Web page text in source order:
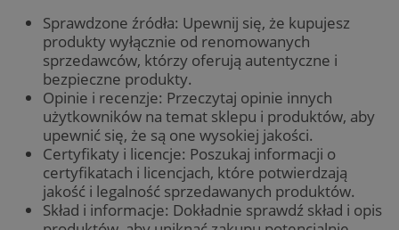
Sprawdzone źródła: Upewnij się, że kupujesz
produkty wyłącznie od renomowanych
sprzedawców, którzy oferują autentyczne i
bezpieczne produkty.
Opinie i recenzje: Przeczytaj opinie innych
użytkowników na temat sklepu i produktów, aby
upewnić się, że są one wysokiej jakości.
Certyfikaty i licencje: Poszukaj informacji o
certyfikatach i licencjach, które potwierdzają
jakość i legalność sprzedawanych produktów.
Skład i informacje: Dokładnie sprawdź skład i opis